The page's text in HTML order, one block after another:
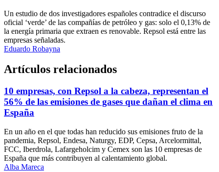
Un estudio de dos investigadores españoles contradice el discurso
oficial ‘verde’ de las compañías de petróleo y gas: solo el 0,13% de
la energía primaria que extraen es renovable. Repsol está entre las
empresas señaladas.
Eduardo Robayna
Artículos relacionados
10 empresas, con Repsol a la cabeza, representan el
56% de las emisiones de gases que dañan el clima en
España
En un año en el que todas han reducido sus emisiones fruto de la
pandemia, Repsol, Endesa, Naturgy, EDP, Cepsa, Arcelormittal,
FCC, Iberdrola, Lafargeholcim y Cemex son las 10 empresas de
España que más contribuyen al calentamiento global.
Alba Mareca